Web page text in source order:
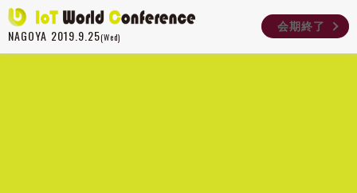
NAGOYA 2019.9.25(Wed)
会期終了